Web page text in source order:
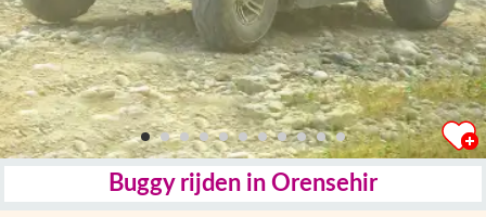
Buggy rijden in Orensehir